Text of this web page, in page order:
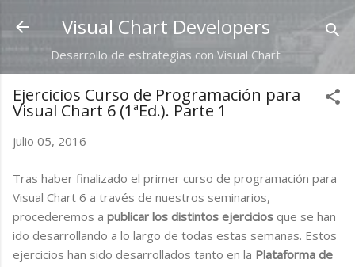
Ir al contenido principal
Visual Chart Developers
Desarrollo de estrategias con Visual Chart
Ejercicios Curso de Programación para
Visual Chart 6 (1ªEd.). Parte 1
julio 05, 2016
Tras haber finalizado el primer curso de programación para
Visual Chart 6 a través de nuestros seminarios,
procederemos a publicar los distintos ejercicios que se han
ido desarrollando a lo largo de todas estas semanas. Estos
ejercicios han sido desarrollados tanto en la Plataforma de